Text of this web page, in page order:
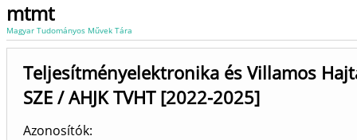
mtmt
Magyar Tudományos Művek Tára
Teljesítményelektronika és Villamos
SZE / AHJK TVHT [2022-2025]
Azonosítók